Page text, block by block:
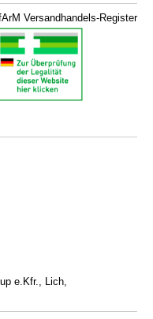
Versandhandels-Register
e.Kfr., Lich,